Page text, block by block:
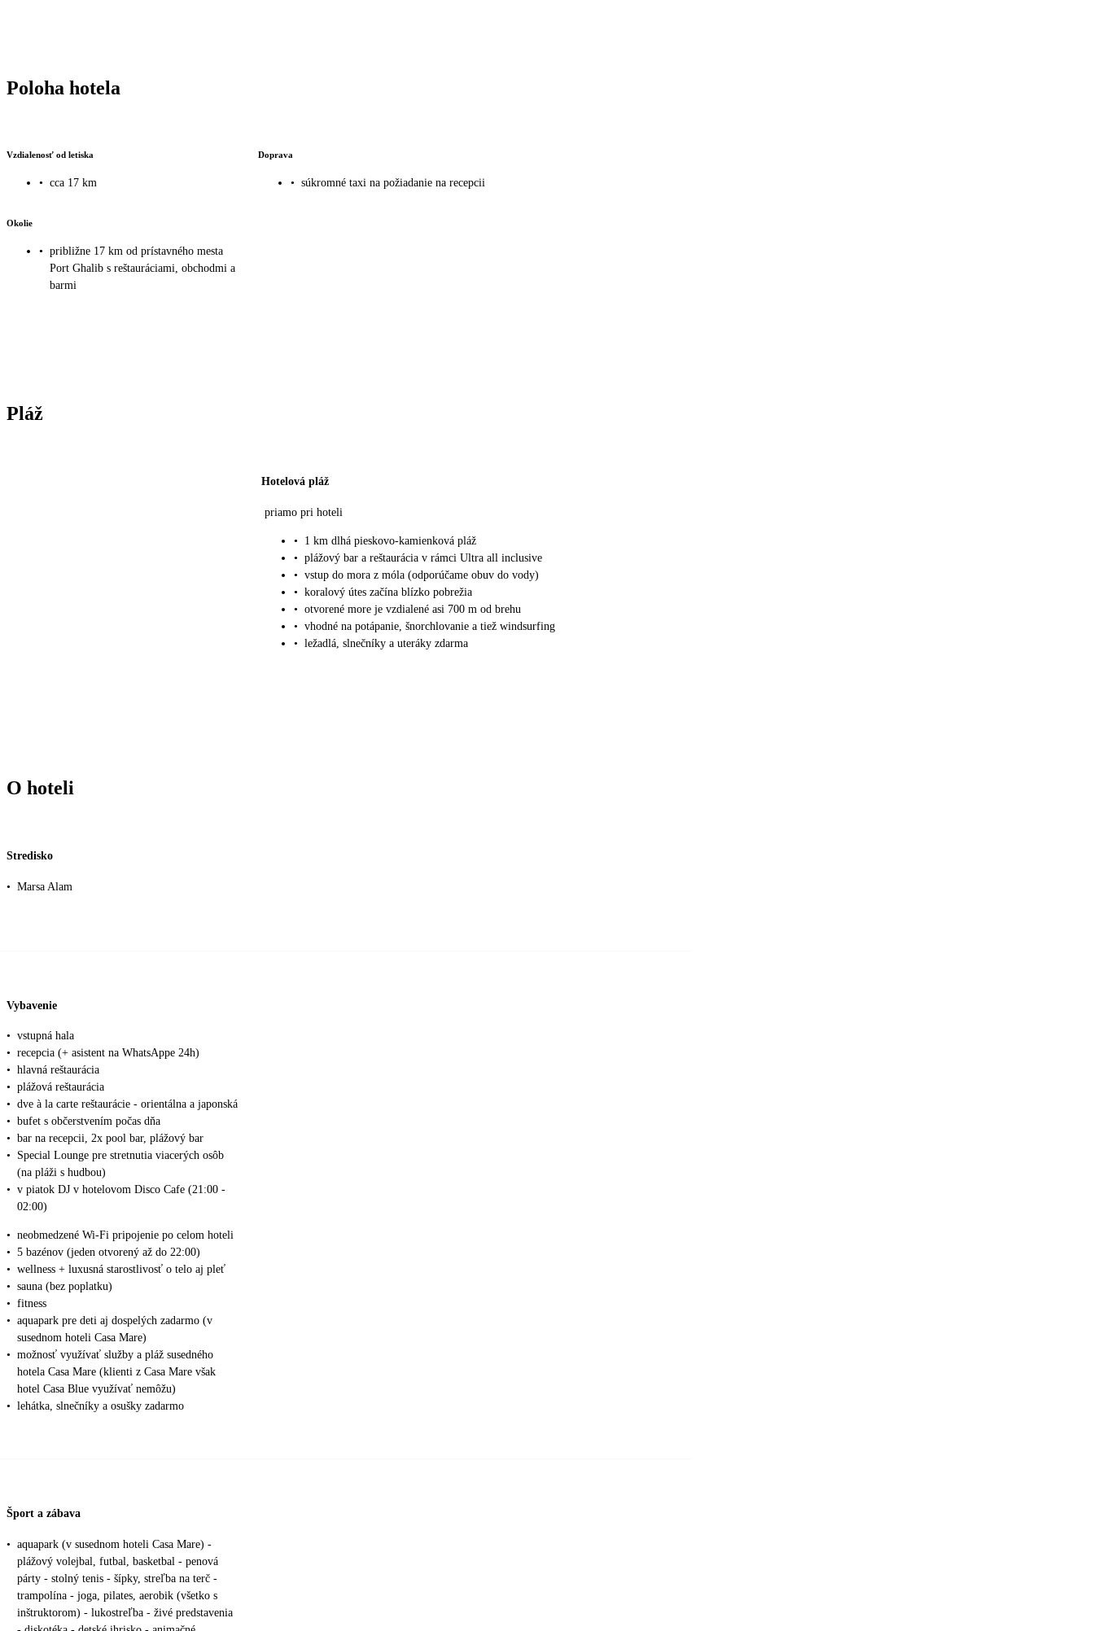
Poloha hotela
Vzdialenosť od letiska
• cca 17 km
Doprava
• súkromné taxi na požiadanie na recepcii
Okolie
• približne 17 km od prístavného mesta
Port Ghalib s reštauráciami, obchodmi a
barmi
Pláž
Hotelová pláž
priamo pri hoteli
•
1 km dlhá pieskovo-kamienková pláž
• plážový bar a reštaurácia v rámci Ultra all inclusive
• vstup do mora z móla (odporúčame obuv do vody)
• koralový útes začína blízko pobrežia
• otvorené more je vzdialené asi 700 m od brehu
• vhodné na potápanie, šnorchlovanie a tiež windsurfing
• ležadlá, slnečníky a uteráky zdarma
O hoteli
Stredisko
• Marsa Alam
Vybavenie
• vstupná hala
• recepcia (+ asistent na WhatsAppe 24h)
• hlavná reštaurácia
• plážová reštaurácia
• dve à la carte reštaurácie - orientálna a japonská
• bufet s občerstvením počas dňa
• bar na recepcii, 2x pool bar, plážový bar
•
Special Lounge pre stretnutia viacerých osôb
(na pláži s hudbou)
• v piatok DJ v hotelovom Disco Cafe (21:00 -
02:00)
• neobmedzené Wi-Fi pripojenie po celom hoteli
• 5 bazénov (jeden otvorený až do 22:00)
• wellness + luxusná starostlivosť o telo aj pleť
• sauna (bez poplatku)
• fitness
• aquapark pre deti aj dospelých zadarmo (v
susednom hoteli Casa Mare)
• možnosť využívať služby a pláž susedného
hotela Casa Mare (klienti z Casa Mare však
hotel Casa Blue využívať nemôžu)
• lehátka, slnečníky a osušky zadarmo
Šport a zábava
• aquapark (v susednom hoteli Casa Mare) -
plážový volejbal, futbal, basketbal - penová
párty - stolný tenis - šípky, streľba na terč -
trampolína - joga, pilates, aerobik (všetko s
inštruktorom) - lukostreľba - živé predstavenia